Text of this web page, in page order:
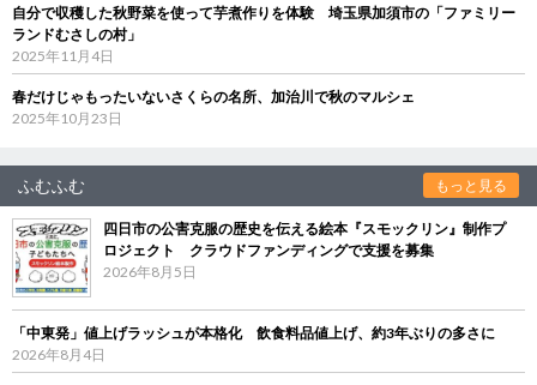
自分で収穫した秋野菜を使って芋煮作りを体験 埼玉県加須市の「ファミリー
ランドむさしの村」
2025年11月4日
春だけじゃもったいないさくらの名所、加治川で秋のマルシェ
2025年10月23日
ふむふむ もっと見る
四日市の公害克服の歴史を伝える絵本『スモックリン』制作プ
ロジェクト クラウドファンディングで支援を募集
2026年8月5日
「中東発」値上げラッシュが本格化 飲食料品値上げ、約3年ぶりの多さに
2026年8月4日